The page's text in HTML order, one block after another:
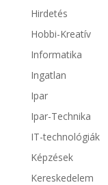
Hirdetés
Hobbi-Kreatív
Informatika
Ingatlan
Ipar
Ipar-Technika
IT-technológiák
Képzések
Kereskedelem